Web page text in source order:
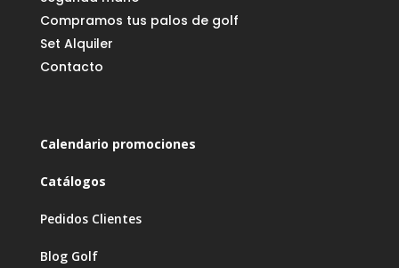
Compramos tus palos de golf
Set Alquiler
Contacto
Calendario promociones
Catálogos
Pedidos Clientes
Blog Golf